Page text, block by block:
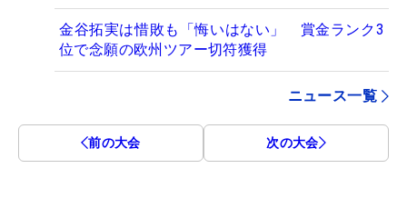
金谷拓実は惜敗も「悔いはない」 賞金ランク3
位で念願の欧州ツアー切符獲得
ニュース一覧
前の大会 次の大会